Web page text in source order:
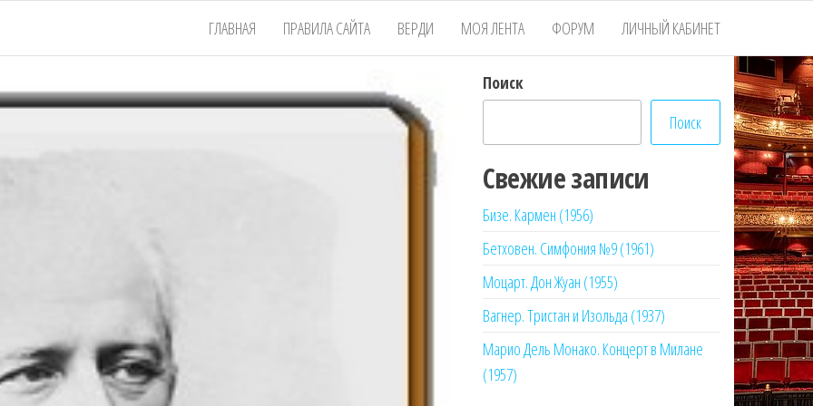
ГЛАВНАЯ ПРАВИЛА САЙТА ВЕРДИ МОЯ ЛЕНТА ФОРУМ ЛИЧНЫЙ КАБИНЕТ
Поиск
Поиск
Свежие записи
Бизе. Кармен (1956)
Бетховен. Симфония №9 (1961)
Моцарт. Дон Жуан (1955)
Вагнер. Тристан и Изольда (1937)
Марио Дель Монако. Концерт в Милане
(1957)